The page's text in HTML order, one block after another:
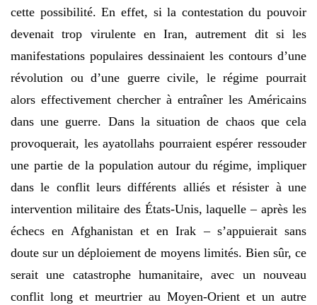
cette possibilité. En effet, si la contestation du pouvoir
devenait trop virulente en Iran, autrement dit si les
manifestations populaires dessinaient les contours d’une
révolution ou d’une guerre civile, le régime pourrait
alors effectivement chercher à entraîner les Américains
dans une guerre. Dans la situation de chaos que cela
provoquerait, les ayatollahs pourraient espérer ressouder
une partie de la population autour du régime, impliquer
dans le conflit leurs différents alliés et résister à une
intervention militaire des États-Unis, laquelle – après les
échecs en Afghanistan et en Irak – s’appuierait sans
doute sur un déploiement de moyens limités. Bien sûr, ce
serait une catastrophe humanitaire, avec un nouveau
conflit long et meurtrier au Moyen-Orient et un autre